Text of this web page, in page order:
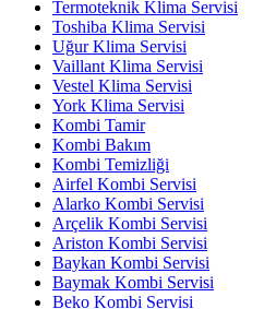
Termoteknik Klima Servisi
Toshiba Klima Servisi
Uğur Klima Servisi
Vaillant Klima Servisi
Vestel Klima Servisi
York Klima Servisi
Kombi Tamir
Kombi Bakım
Kombi Temizliği
Airfel Kombi Servisi
Alarko Kombi Servisi
Arçelik Kombi Servisi
Ariston Kombi Servisi
Baykan Kombi Servisi
Baymak Kombi Servisi
Beko Kombi Servisi